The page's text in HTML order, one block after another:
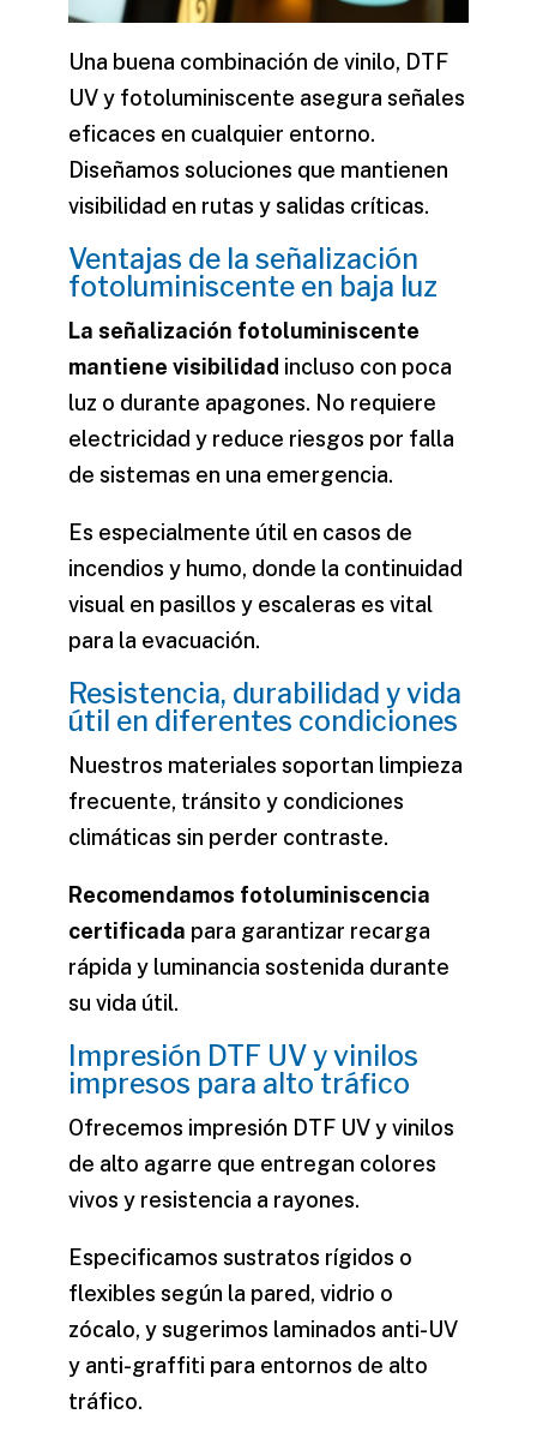
Una buena combinación de vinilo, DTF
UV y fotoluminiscente asegura señales
eficaces en cualquier entorno.
Diseñamos soluciones que mantienen
visibilidad en rutas y salidas críticas.
Ventajas de la señalización
fotoluminiscente en baja luz
La señalización fotoluminiscente
mantiene visibilidad incluso con poca
luz o durante apagones. No requiere
electricidad y reduce riesgos por falla
de sistemas en una emergencia.
Es especialmente útil en casos de
incendios y humo, donde la continuidad
visual en pasillos y escaleras es vital
para la evacuación.
Resistencia, durabilidad y vida
útil en diferentes condiciones
Nuestros materiales soportan limpieza
frecuente, tránsito y condiciones
climáticas sin perder contraste.
Recomendamos fotoluminiscencia
certificada para garantizar recarga
rápida y luminancia sostenida durante
su vida útil.
Impresión DTF UV y vinilos
impresos para alto tráfico
Ofrecemos impresión DTF UV y vinilos
de alto agarre que entregan colores
vivos y resistencia a rayones.
Especificamos sustratos rígidos o
flexibles según la pared, vidrio o
zócalo, y sugerimos laminados anti-UV
y anti-graffiti para entornos de alto
tráfico.